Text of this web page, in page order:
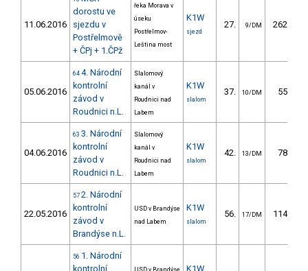
11.06.2016
dorostu ve
sjezdu v
Postřelmově
+ ČPj + 1.ČPž
řeka Morava v
úseku
Postřelmov-
Leština most
K1W
sjezd
27. 9/DM 262.74
05.06.2016
64 4. Národní
kontrolní
závod v
Roudnici n.L.
Slalomový
kanál v
Roudnici nad
Labem
K1W
slalom
37. 10/DM 55.84
04.06.2016
63 3. Národní
kontrolní
závod v
Roudnici n.L.
Slalomový
kanál v
Roudnici nad
Labem
K1W
slalom
42. 13/DM 78.12
22.05.2016
57 2. Národní
kontrolní
závod v
Brandýse n.L.
USD v Brandýse
nad Labem
K1W
slalom
56. 17/DM 114.66
56 1. Národní
kontrolní
K1W